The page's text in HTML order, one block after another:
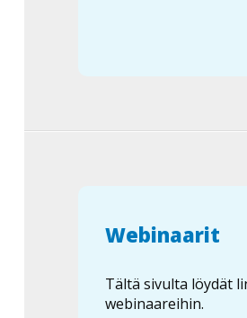
Webinaarit
Tältä sivulta löydät
webinaareihin.